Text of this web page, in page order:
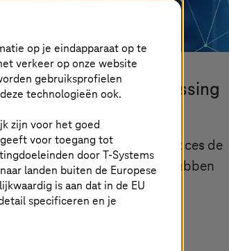
Agile beveiligingsoplossing
en congstar samen met succes de
geanonimiseerde gegevens hebben
op je eindapparaat op te
verkeer op onze website
gebruiksprofielen
technologieën ook.
zijn voor het goed
voor toegang tot
doorT-Systems
landen buiten de Europese
is aan dat in de EU
specificeren en je